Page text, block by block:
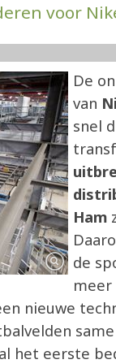
voor
De
van
snel
Ham
de
nieuwe
het eerste